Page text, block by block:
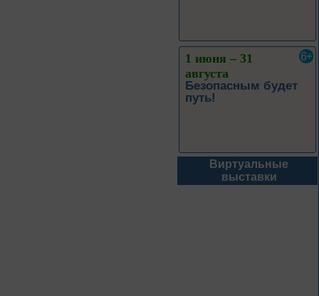
1 июня – 31
августа
Безопасным будет
путь!
1 – 31 августа
Виртуальные
выставки